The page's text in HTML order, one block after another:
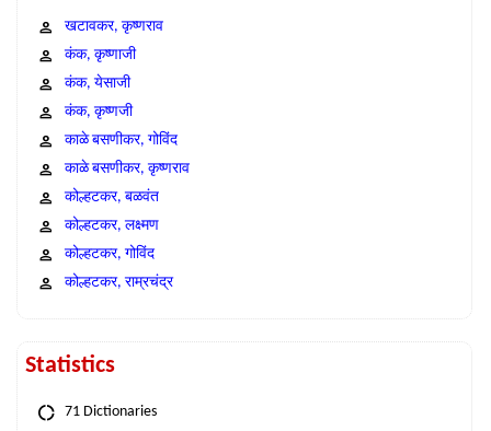
खटावकर, कृष्णराव
कंक, कृष्णाजी
कंक, येसाजी
कंक, कृष्णजी
काळे बसणीकर, गोविंद
काळे बसणीकर, कृष्णराव
कोल्हटकर, बळवंत
कोल्हटकर, लक्ष्मण
कोल्हटकर, गोविंद
कोल्हटकर, राम्रचंद्र
Statistics
71 Dictionaries